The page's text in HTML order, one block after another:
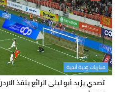
مباريات ودية أندية
تصدي يزيد أبو ليلى الرائع ينقذ